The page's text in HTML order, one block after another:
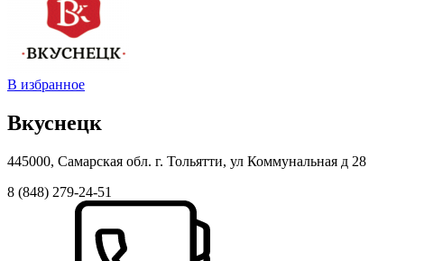
В избранное
Вкуснецк
445000, Самарская обл. г. Тольятти, ул Коммунальная д 28
8 (848) 279-24-51